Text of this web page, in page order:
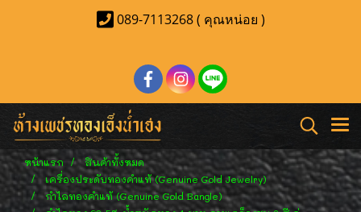
089-7113268 ( คุณหน่อย )
หน้าแรก
สินค้าทั้งหมด
เครื่องประดับทองคำแท้ (Genuine Gold Jewelry)
กำไลทองคำแท้ (Genuine Gold Bangle)